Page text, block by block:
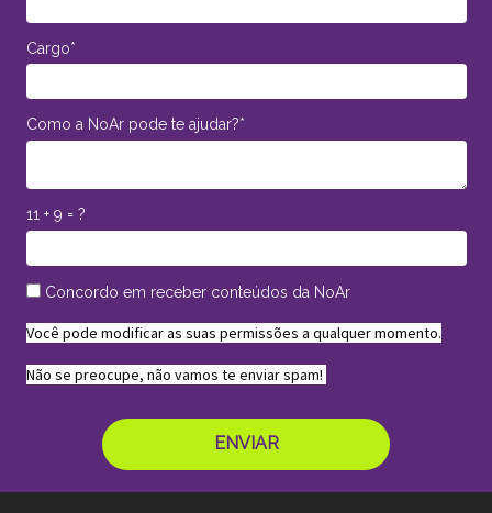
Cargo*
Como a NoAr pode te ajudar?*
11 + 9 = ?
Concordo em receber conteúdos da NoAr
Você pode modificar as suas permissões a qualquer momento.
Não se preocupe, não vamos te enviar spam!
ENVIAR